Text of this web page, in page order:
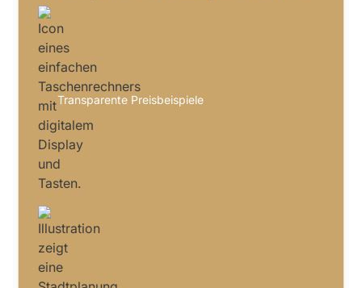
Transparente Preisbeispiele